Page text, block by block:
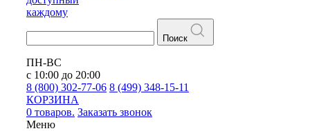
каждому
Поиск
ПН-ВС
с 10:00 до 20:00
8 (800) 302-77-06 8 (499) 348-15-11
КОРЗИНА
0 товаров. Заказать звонок
Меню